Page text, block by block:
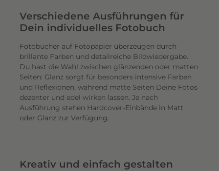
Verschiedene Ausführungen für
Dein individuelles Fotobuch
Fotobücher auf Fotopapier überzeugen durch
brillante Farben und detailreiche Bildwiedergabe.
Du hast die Wahl zwischen glänzenden oder matten
Seiten: Glanz sorgt für besonders intensive Farben
und Reflexionen, während matte Seiten Deine Fotos
dezenter und edel wirken lassen. Je nach
Ausführung stehen Hardcover-Einbände in Matt
oder Glanz zur Verfügung.
Kreativ und einfach gestalten